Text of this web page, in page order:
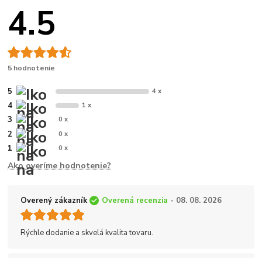
4.5
5 hodnotenie
5 4 x
4 1 x
3 0 x
2 0 x
1 0 x
Ako overíme hodnotenie?
Overený zákazník Overená recenzia - 08. 08. 2026
Rýchle dodanie a skvelá kvalita tovaru.